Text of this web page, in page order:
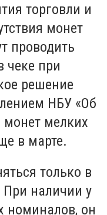
торговли и
монет
проводить
чеке при
решение
НБУ «Об
мелких
в марте.
только в
При наличии у
номиналов, он